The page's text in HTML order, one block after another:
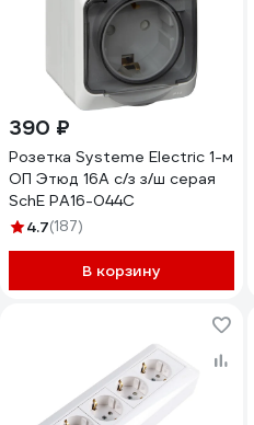
390 ₽
Розетка Systeme Electric 1-м
ОП Этюд 16А c/з з/ш серая
SchE PA16-044C
4.7(187)
В корзину